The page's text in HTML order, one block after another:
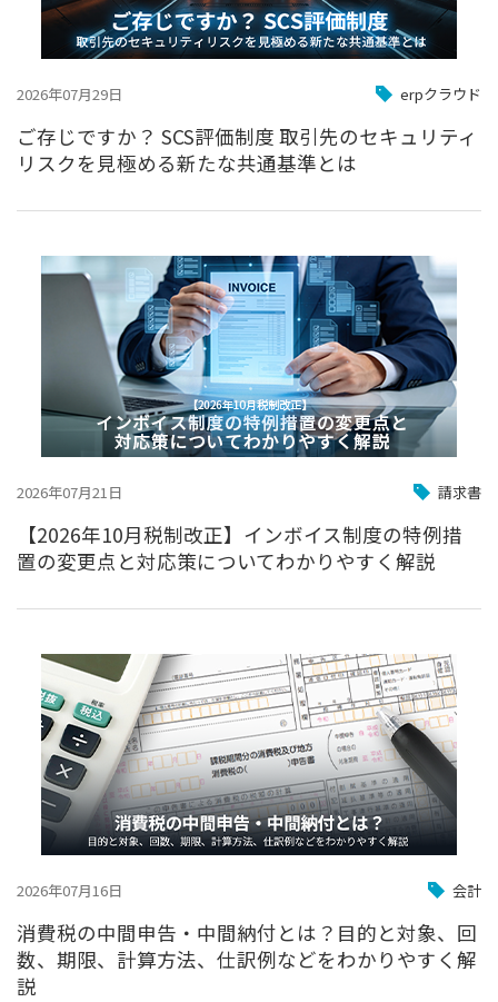
2026年07月29日 erpクラウド
ご存じですか？ SCS評価制度 取引先のセキュリティ
リスクを見極める新たな共通基準とは
2026年07月21日 請求書
【2026年10月税制改正】インボイス制度の特例措
置の変更点と対応策についてわかりやすく解説
2026年07月16日 会計
消費税の中間申告・中間納付とは？目的と対象、回
数、期限、計算方法、仕訳例などをわかりやすく解
説